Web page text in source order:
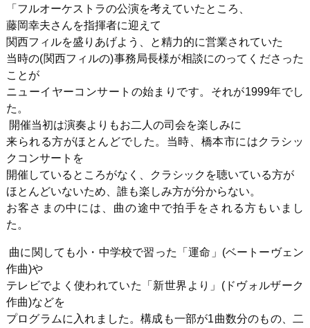
「フルオーケストラの公演を考えていたところ、
藤岡幸夫さんを指揮者に迎えて
関西フィルを盛りあげよう、と精力的に営業されていた
当時の(関西フィルの)事務局長様が相談にのってくださった
ことが
ニューイヤーコンサートの始まりです。それが1999年でし
た。
開催当初は演奏よりもお二人の司会を楽しみに
来られる方がほとんどでした。当時、橋本市にはクラシッ
クコンサートを
開催しているところがなく、クラシックを聴いている方が
ほとんどいないため、誰も楽しみ方が分からない。
お客さまの中には、曲の途中で拍手をされる方もいまし
た。
曲に関しても小・中学校で習った「運命」(ベートーヴェン
作曲)や
テレビでよく使われていた「新世界より」(ドヴォルザーク
作曲)などを
プログラムに入れました。構成も一部が1曲数分のもの、二